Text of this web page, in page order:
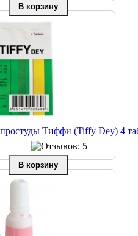
простуды Тиффи (Tiffy Dey) 4